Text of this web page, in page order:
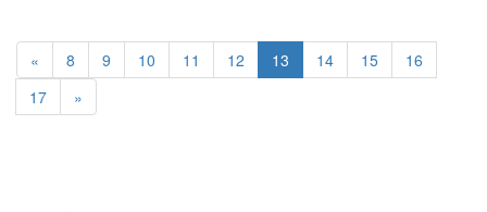
« 8 9 10 11 12 13 14 15
16
17
»